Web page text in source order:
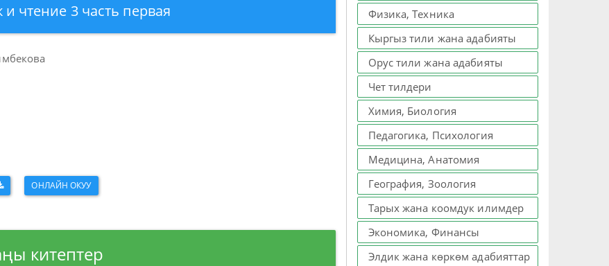
и чтение 3 часть первая
ОНЛАЙН ОКУУ
китептер
Физика, Техника
Кыргыз тили жана адабияты
Орус тили жана адабияты
Чет тилдери
Химия, Биология
Педагогика, Психология
Медицина, Анатомия
География, Зоология
Тарых жана коомдук илимдер
Экономика, Финансы
Элдик жана көркөм адабияттар